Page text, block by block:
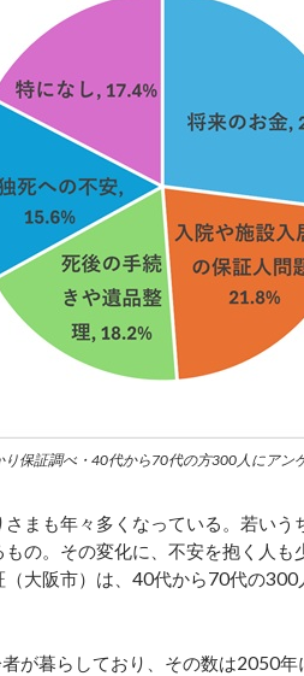
り保証調べ・40代から70代の方300人にアン
まも年々多くなっている。若いう
の。その変化に、不安を抱く人も
大阪市）は、40代から70代の
が暮らしており、その数は2050